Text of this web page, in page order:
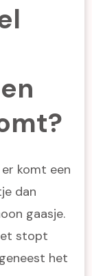
komt een
dan
gaasje.
stopt
het